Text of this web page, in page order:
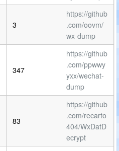
3
https://github
.com/oovm/
wx-dump
347
https://github
.com/ppwwy
yxx/wechat-
dump
83
https://github
.com/recarto
404/WxDatD
ecrypt